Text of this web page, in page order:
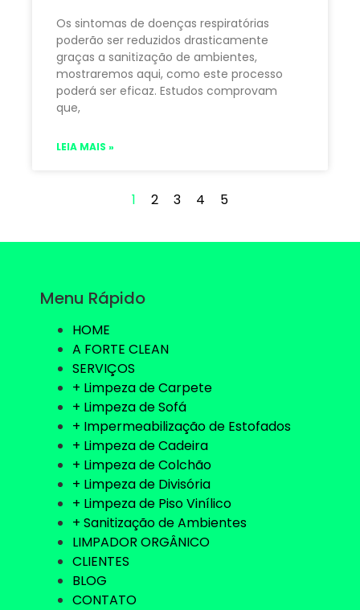
Os sintomas de doenças respiratórias
poderão ser reduzidos drasticamente
graças a sanitização de ambientes,
mostraremos aqui, como este processo
poderá ser eficaz. Estudos comprovam
que,
LEIA MAIS »
1 2 3 4 5
Menu Rápido
HOME
A FORTE CLEAN
SERVIÇOS
+ Limpeza de Carpete
+ Limpeza de Sofá
+ Impermeabilização de Estofados
+ Limpeza de Cadeira
+ Limpeza de Colchão
+ Limpeza de Divisória
+ Limpeza de Piso Vinílico
+ Sanitização de Ambientes
LIMPADOR ORGÂNICO
CLIENTES
BLOG
CONTATO